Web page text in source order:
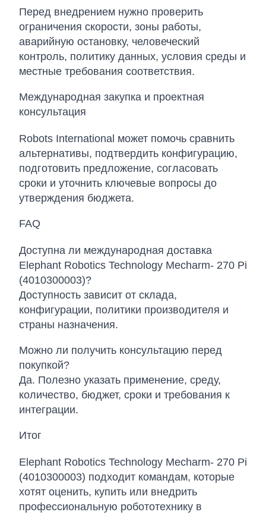
Перед внедрением нужно проверить
ограничения скорости, зоны работы,
аварийную остановку, человеческий
контроль, политику данных, условия среды и
местные требования соответствия.
Международная закупка и проектная
консультация
Robots International может помочь сравнить
альтернативы, подтвердить конфигурацию,
подготовить предложение, согласовать
сроки и уточнить ключевые вопросы до
утверждения бюджета.
FAQ
Доступна ли международная доставка
Elephant Robotics Technology Mecharm- 270 Pi
(4010300003)?
Доступность зависит от склада,
конфигурации, политики производителя и
страны назначения.
Можно ли получить консультацию перед
покупкой?
Да. Полезно указать применение, среду,
количество, бюджет, сроки и требования к
интеграции.
Итог
Elephant Robotics Technology Mecharm- 270 Pi
(4010300003) подходит командам, которые
хотят оценить, купить или внедрить
профессиональную робототехнику в